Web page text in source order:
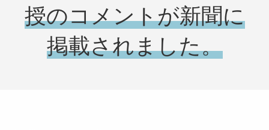
授のコメントが新聞に
掲載されました。